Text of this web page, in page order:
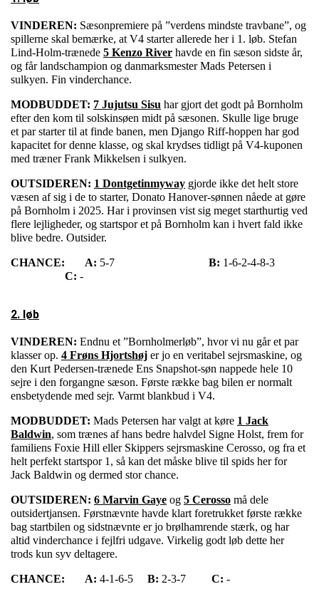
VINDEREN: Sæsonpremiere på ”verdens mindste travbane”, og
spillerne skal bemærke, at V4 starter allerede her i 1. løb. Stefan
Lind-Holm-trænede 5 Kenzo River havde en fin sæson sidste år,
og får landschampion og danmarksmester Mads Petersen i
sulkyen. Fin vinderchance.
MODBUDDET: 7 Jujutsu Sisu har gjort det godt på Bornholm
efter den kom til solskinsøen midt på sæsonen. Skulle lige bruge
et par starter til at finde banen, men Django Riff-hoppen har god
kapacitet for denne klasse, og skal krydses tidligt på V4-kuponen
med træner Frank Mikkelsen i sulkyen.
OUTSIDEREN: 1 Dontgetinmyway gjorde ikke det helt store
væsen af sig i de to starter, Donato Hanover-sønnen nåede at gøre
på Bornholm i 2025. Har i provinsen vist sig meget starthurtig ved
flere lejligheder, og startspor et på Bornholm kan i hvert fald ikke
blive bedre. Outsider.
CHANCE: A: 5-7 B: 1-6-2-4-8-3
C: -
2. løb
VINDEREN: Endnu et ”Bornholmerløb”, hvor vi nu går et par
klasser op. 4 Frøns Hjortshøj er jo en veritabel sejrsmaskine, og
den Kurt Pedersen-trænede Ens Snapshot-søn nappede hele 10
sejre i den forgangne sæson. Første række bag bilen er normalt
ensbetydende med sejr. Varmt blankbud i V4.
MODBUDDET: Mads Petersen har valgt at køre 1 Jack
Baldwin, som trænes af hans bedre halvdel Signe Holst, frem for
familiens Foxie Hill eller Skippers sejrsmaskine Cerosso, og fra et
helt perfekt startspor 1, så kan det måske blive til spids her for
Jack Baldwin og dermed stor chance.
OUTSIDEREN: 6 Marvin Gaye og 5 Cerosso må dele
outsidertjansen. Førstnævnte havde klart foretrukket første række
bag startbilen og sidstnævnte er jo brølhamrende stærk, og har
altid vinderchance i fejlfri udgave. Virkelig godt løb dette her
trods kun syv deltagere.
CHANCE: A: 4-1-6-5 B: 2-3-7 C: -